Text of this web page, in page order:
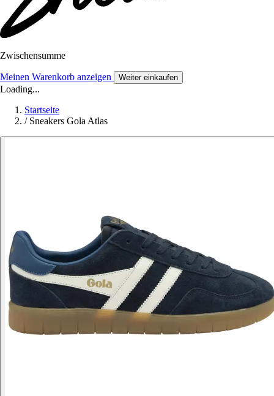
Zwischensumme
Meinen Warenkorb anzeigen Weiter einkaufen
Loading...
Startseite
/ Sneakers Gola Atlas